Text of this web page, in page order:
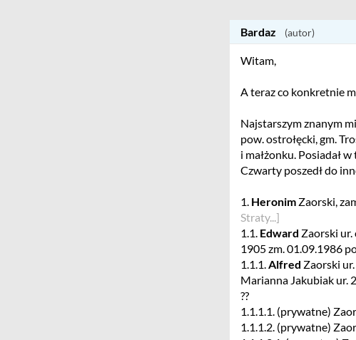
Bardaz
Witam,
A teraz co konkretnie
Najstarszym znanym
pow. ostrołęcki, gm.
i małżonku. Posiadał
Czwarty poszedł do
1. Heronim Zaorski,
Straty...]
1.1. Edward Zaorski ur.
1905 zm. 01.09.1986
1.1.1.Alfred Zaorski
Marianna Jakubiak ur.
??
1.1.1.1. (prywatne)
1.1.1.2. (prywatne)